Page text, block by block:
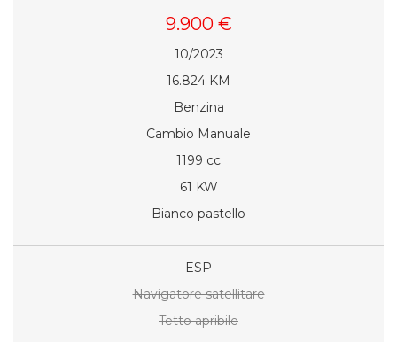
9.900 €
10/2023
16.824 KM
Benzina
Cambio Manuale
1199 cc
61 KW
Bianco pastello
ESP
Navigatore satellitare
Tetto apribile